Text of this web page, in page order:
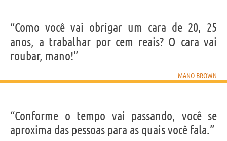
“Como você vai obrigar um cara de 20, 25
anos, a trabalhar por cem reais? O cara vai
roubar, mano!”
MANO BROWN
“Conforme o tempo vai passando, você se
aproxima das pessoas para as quais você fala.”